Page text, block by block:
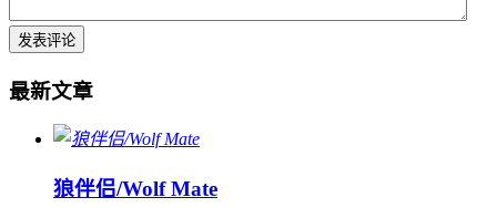
最新文章
狼伴侣/Wolf Mate